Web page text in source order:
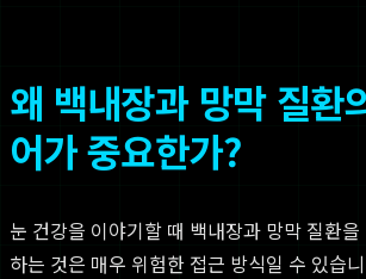
왜 백내장과 망막 질환
어가 중요한가?
눈 건강을 이야기할 때 백내장과 망막 질환
하는 것은 매우 위험한 접근 방식일 수 있습